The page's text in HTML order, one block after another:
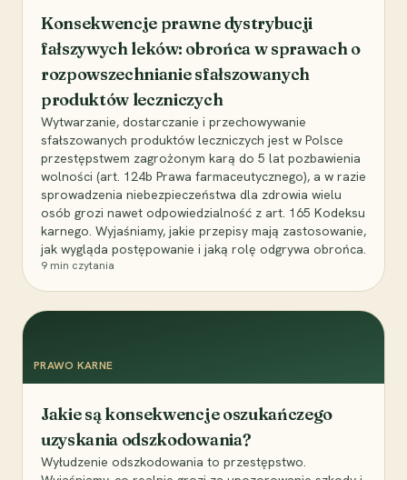
Konsekwencje prawne dystrybucji
fałszywych leków: obrońca w sprawach o
rozpowszechnianie sfałszowanych
produktów leczniczych
Wytwarzanie, dostarczanie i przechowywanie
sfałszowanych produktów leczniczych jest w Polsce
przestępstwem zagrożonym karą do 5 lat pozbawienia
wolności (art. 124b Prawa farmaceutycznego), a w razie
sprowadzenia niebezpieczeństwa dla zdrowia wielu
osób grozi nawet odpowiedzialność z art. 165 Kodeksu
karnego. Wyjaśniamy, jakie przepisy mają zastosowanie,
jak wygląda postępowanie i jaką rolę odgrywa obrońca.
9 min czytania
PRAWO KARNE
Jakie są konsekwencje oszukańczego
uzyskania odszkodowania?
Wyłudzenie odszkodowania to przestępstwo.